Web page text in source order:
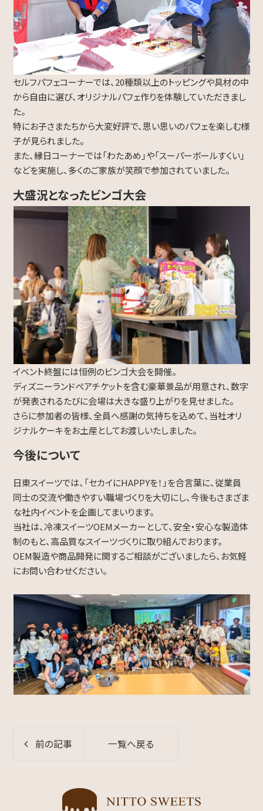
セルフパフェコーナーでは、20種類以上のトッピングや具材の中
から自由に選び、オリジナルパフェ作りを体験していただきまし
た。
特にお子さまたちから大変好評で、思い思いのパフェを楽しむ様
子が見られました。
また、縁日コーナーでは「わたあめ」や「スーパーボールすくい」
などを実施し、多くのご家族が笑顔で参加されていました。
大盛況となったビンゴ大会
イベント終盤には恒例のビンゴ大会を開催。
ディズニーランドペアチケットを含む豪華景品が用意され、数字
が発表されるたびに会場は大きな盛り上がりを見せました。
さらに参加者の皆様、全員へ感謝の気持ちを込めて、当社オリ
ジナルケーキをお土産としてお渡しいたしました。
今後について
日東スイーツでは、「セカイにHAPPYを！」を合言葉に、従業員
同士の交流や働きやすい職場づくりを大切にし、今後もさまざま
な社内イベントを企画してまいります。
当社は、冷凍スイーツOEMメーカーとして、安全・安心な製造体
制のもと、高品質なスイーツづくりに取り組んでおります。
OEM製造や商品開発に関するご相談がございましたら、お気軽
にお問い合わせください。
前の記事 一覧へ戻る